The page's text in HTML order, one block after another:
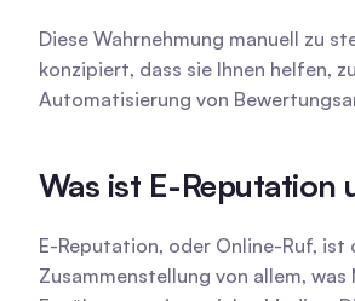
Diese Wahrnehmung manuell zu
konzipiert, dass sie Ihnen helfen,
Automatisierung von
Was ist E-Reputation
E-Reputation, oder Online-Ruf, ist
Zusammenstellung von allem,